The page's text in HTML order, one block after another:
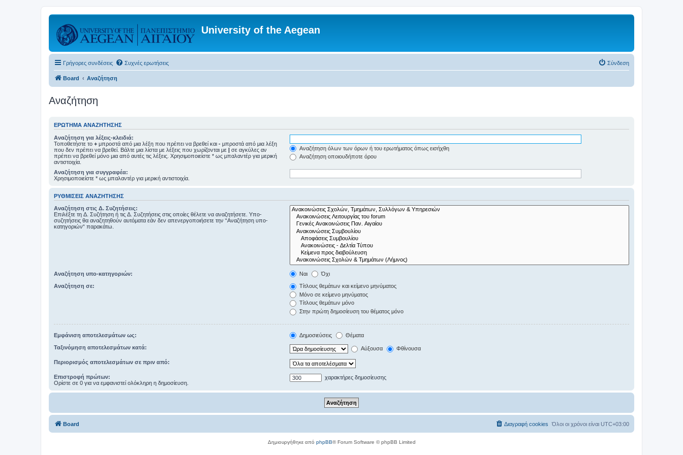
University of the Aegean
Γρήγορες συνδέσεις Συχνές ερωτήσεις Σύνδεση
Board Αναζήτηση
Αναζήτηση
ΕΡΏΤΗΜΑ ΑΝΑΖΉΤΗΣΗΣ
Αναζήτηση για λέξεις-κλειδιά:
Τοποθετήστε το + μπροστά από μια λέξη που πρέπει να βρεθεί και - μπροστά από μια λέξη
που δεν πρέπει να βρεθεί. Βάλτε μια λίστα με λέξεις που χωρίζονται με | σε αγκύλες αν
πρέπει να βρεθεί μόνο μια από αυτές τις λέξεις. Χρησιμοποιείστε * ως μπαλαντέρ για μερική
αντιστοιχία.
Αναζήτηση όλων των όρων ή του ερωτήματος όπως εισήχθη
Αναζήτηση οποιουδήποτε όρου
Αναζήτηση για συγγραφέα:
Χρησιμοποιείστε * ως μπαλαντέρ για μερική αντιστοιχία.
ΡΥΘΜΊΣΕΙΣ ΑΝΑΖΉΤΗΣΗΣ
Αναζήτηση στις Δ. Συζητήσεις:
Επιλέξτε τη Δ. Συζήτηση ή τις Δ. Συζητήσεις στις οποίες θέλετε να αναζητήσετε. Υπο-
συζητήσεις θα αναζητηθούν αυτόματα εάν δεν απενεργοποιήσετε την “Αναζήτηση υπο-
κατηγοριών“ παρακάτω.
Αναζήτηση υπο-κατηγοριών: Ναι Όχι
Αναζήτηση σε:
Τίτλους θεμάτων και κείμενο μηνύματος
Μόνο σε κείμενο μηνύματος
Τίτλους θεμάτων μόνο
Στην πρώτη δημοσίευση του θέματος μόνο
Εμφάνιση αποτελεσμάτων ως: Δημοσιεύσεις Θέματα
Ταξινόμηση αποτελεσμάτων κατά: Αύξουσα Φθίνουσα
Περιορισμός αποτελεσμάτων σε πριν από:
Επιστροφή πρώτων:
Ορίστε σε 0 για να εμφανιστεί ολόκληρη η δημοσίευση.
χαρακτήρες δημοσίευσης
Board Όλοι οι χρόνοι είναι UTC+03:00
Διαγραφή cookies
Δημιουργήθηκε από phpBB® Forum Software © phpBB Limited